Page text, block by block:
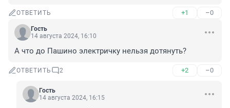
ОТВЕТИТЬ +1 –0
Гость
14 августа 2024, 16:10
А что до Пашино электричку нельзя дотянуть?
ОТВЕТИТЬ 2 +2 –0
Гость
14 августа 2024, 16:15